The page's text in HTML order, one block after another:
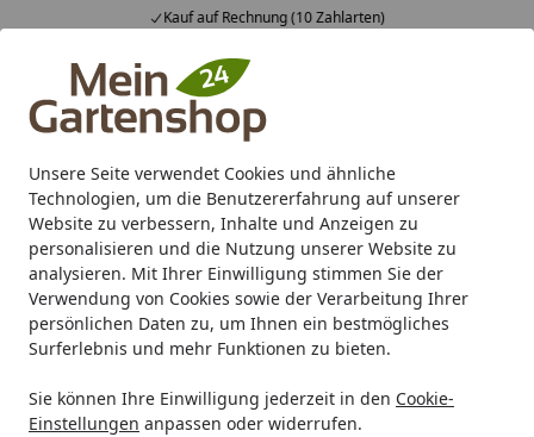
Unsere Seite verwendet Cookies und ähnliche
Technologien, um die Benutzererfahrung auf unserer
Website zu verbessern, Inhalte und Anzeigen zu
personalisieren und die Nutzung unserer Website zu
analysieren. Mit Ihrer Einwilligung stimmen Sie der
Verwendung von Cookies sowie der Verarbeitung Ihrer
persönlichen Daten zu, um Ihnen ein bestmögliches
Surferlebnis und mehr Funktionen zu bieten.
Sie können Ihre Einwilligung jederzeit in den Cookie-
Einstellungen anpassen oder widerrufen.
Kauf auf Rechnung (10 Zahlarten)
Alle Produkte
Mein Konto
Suchen
Startseite
Warum wir Bestellung geteilt?
Warum wird meine Bestellung
aufgeteilt?
In manchen Fällen ist es sinnvoll und erforderlich, Ihre
Lieferung aufzuteilen . Einzelne Positionen Ihrer
Lieferung können schneller verfügbar sein als andere.
Kleinteile gehen in großen Speditionsendungen